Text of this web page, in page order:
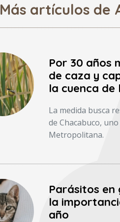
Más artículos de
Por 30 años
de caza y
la cuenca
La medida busca
de Chacabuco,
Metropolitana.
Parásitos
la
año